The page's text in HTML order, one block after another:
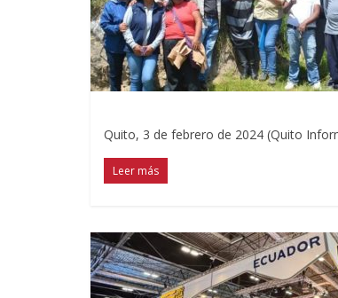
Quito, 3 de febrero de 2024 (Quito
Leer más